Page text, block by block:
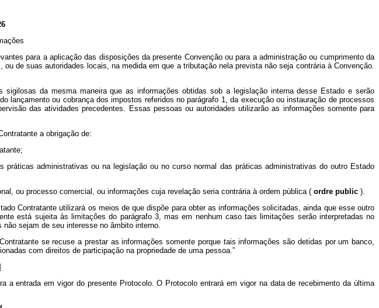
para a aplicação das disposições da presente Convenção ou para a administração ou cumprimento da
de suas autoridades locais, na medida em que a tributação nela prevista não seja contrária à Convenção.
da mesma maneira que as informações obtidas sob a legislação interna desse Estado e serão
lançamento ou cobrança dos impostos referidos no parágrafo 1, da execução ou instauração de processos
das atividades precedentes. Essas pessoas ou autoridades utilizarão as informações somente para
a obrigação de:
administrativas ou na legislação ou no curso normal das práticas administrativas do outro Estado
ou processo comercial, ou informações cuja revelação seria contrária à ordem pública ( ordre public ).
Contratante utilizará os meios de que dispõe para obter as informações solicitadas, ainda que esse outro
está sujeita às limitações do parágrafo 3, mas em nenhum caso tais limitações serão interpretadas no
sejam de seu interesse no âmbito interno.
se recuse a prestar as informações somente porque tais informações são detidas por um banco,
com direitos de participação na propriedade de uma pessoa.”
entrada em vigor do presente Protocolo. O Protocolo entrará em vigor na data de recebimento da última